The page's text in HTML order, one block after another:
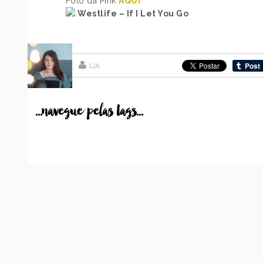
Westlife – If I Let You Go
LIA
...navegue pelas tags...